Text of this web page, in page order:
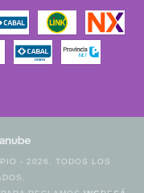
- 2026. TODOS LOS